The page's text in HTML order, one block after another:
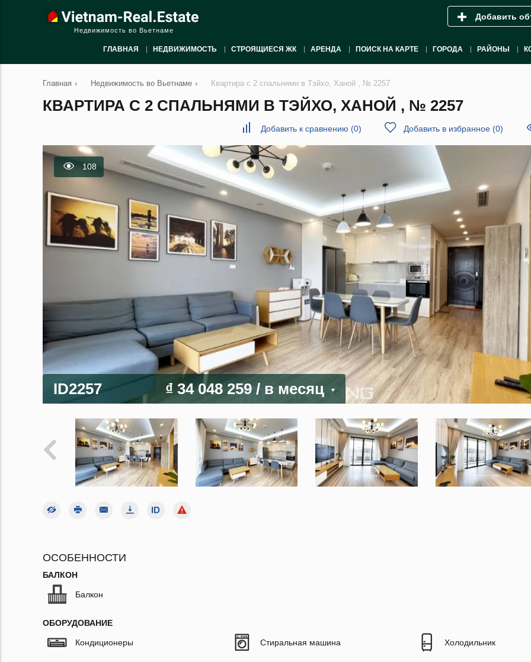
Недвижимость во Вьетнаме
Добавить
ГЛАВНАЯ НЕДВИЖИМОСТЬ СТРОЯЩИЕСЯ ЖК АРЕНДА ПОИСК НА КАРТЕ ГОРОДА РАЙОНЫ
Главная › Недвижимость во Вьетнаме › Квартира с 2 спальнями в Тэйхо, Ханой , № 2257
КВАРТИРА С 2 СПАЛЬНЯМИ В ТЭЙХО, ХАНОЙ , № 2257
Добавить к сравнению (0) Добавить в избранное (0)
108
ID2257 ₫ 34 048 259 / в месяц
ОСОБЕННОСТИ
БАЛКОН
Балкон
ОБОРУДОВАНИЕ
Кондиционеры Стиральная машина Холодильник